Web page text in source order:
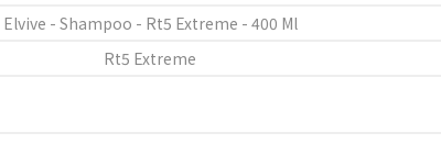
Elvive - Shampoo - Rt5 Extreme - 400 Ml
Rt5 Extreme